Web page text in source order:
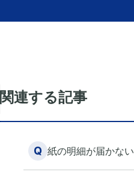
関連する記事
Q 紙の明細が届かない